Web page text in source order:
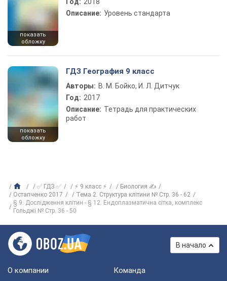
показать
обложку
Описание: Уровень стандарта
показать
обложку
ГДЗ География 9 класс
Авторы: В. М. Бойко, И. Л. Дитчук
Год: 2017
Описание: Тетрадь для практических
работ
✅ ГДЗ ✅ ⚡ 9 класс ⚡
Биология ✍
Остапченко 2017
Тема 2. Структура клітини № Стр. 36 - 62
§ 9. Дослідження клітин - § 12. Ендоплазматична сітка, комплекс
Гольджі № Стр. 36 - 50
В начало
О компании Команда